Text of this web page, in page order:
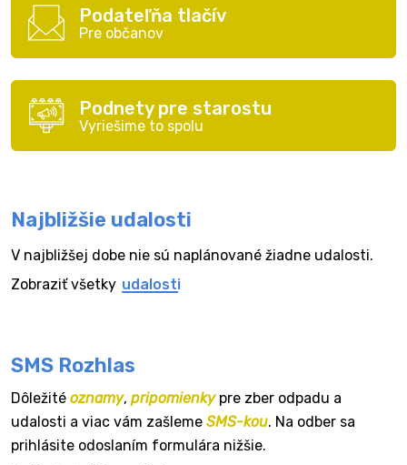
Podateľňa tlačív
Pre občanov
Podnety pre starostu
Vyriešime to spolu
Najbližšie udalosti
V najbližšej dobe nie sú naplánované žiadne udalosti.
Zobraziť všetky udalosti
SMS Rozhlas
Dôležité oznamy, pripomienkypre zber odpadu a
udalosti a viac vám zašleme SMS-kou. Na odber sa
prihlásite odoslaním formulára nižšie.